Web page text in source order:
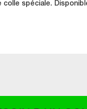
spéciale.